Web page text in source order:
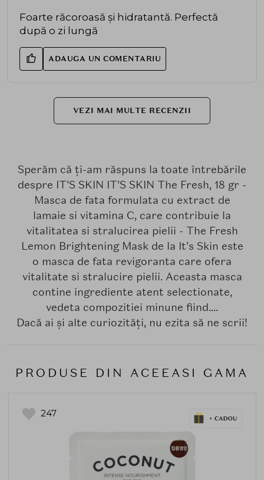
Foarte răcoroasă și hidratantă. Perfectă
după o zi lungă
ADAUGA UN COMENTARIU
VEZI MAI MULTE RECENZII
Sperăm că ți-am răspuns la toate întrebările
despre IT'S SKIN IT'S SKIN The Fresh, 18 gr -
Masca de fata formulata cu extract de
lamaie si vitamina C, care contribuie la
vitalitatea si stralucirea pielii - The Fresh
Lemon Brightening Mask de la It's Skin este
o masca de fata revigoranta care ofera
vitalitate si stralucire pielii. Aceasta masca
contine ingrediente atent selectionate,
vedeta compozitiei minune fiind....
Dacă ai și alte curiozități, nu ezita să ne scrii!
PRODUSE DIN ACEEASI GAMA
247